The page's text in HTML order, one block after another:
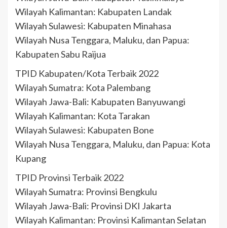
Wilayah Kalimantan: Kabupaten Landak
Wilayah Sulawesi: Kabupaten Minahasa
Wilayah Nusa Tenggara, Maluku, dan Papua:
Kabupaten Sabu Raijua
TPID Kabupaten/Kota Terbaik 2022
Wilayah Sumatra: Kota Palembang
Wilayah Jawa-Bali: Kabupaten Banyuwangi
Wilayah Kalimantan: Kota Tarakan
Wilayah Sulawesi: Kabupaten Bone
Wilayah Nusa Tenggara, Maluku, dan Papua: Kota
Kupang
TPID Provinsi Terbaik 2022
Wilayah Sumatra: Provinsi Bengkulu
Wilayah Jawa-Bali: Provinsi DKI Jakarta
Wilayah Kalimantan: Provinsi Kalimantan Selatan